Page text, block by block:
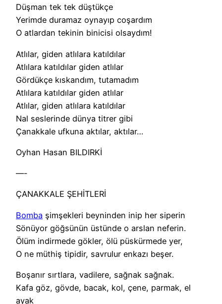
Düşman tek tek düştükçe
Yerimde duramaz oynayıp coşardım
O atlardan tekinin binicisi olsaydım!
Atlılar, giden atlılara katıldılar
Atlılara katıldılar giden atlılar
Gördükçe kıskandım, tutamadım
Atlılara katıldılar giden atlılar
Atlılar, giden atlılara katıldılar
Nal seslerinde dünya titrer gibi
Çanakkale ufkuna aktılar, aktılar…
Oyhan Hasan BILDIRKİ
—-
ÇANAKKALE ŞEHİTLERİ
Bomba şimşekleri beyninden inip her siperin
Sönüyor göğsünün üstünde o arslan neferin.
Ölüm indirmede gökler, ölü püskürmede yer,
O ne müthiş tipidir, savrulur enkazı beşer.
Boşanır sırtlara, vadilere, sağnak sağnak.
Kafa göz, gövde, bacak, kol, çene, parmak, el
ayak